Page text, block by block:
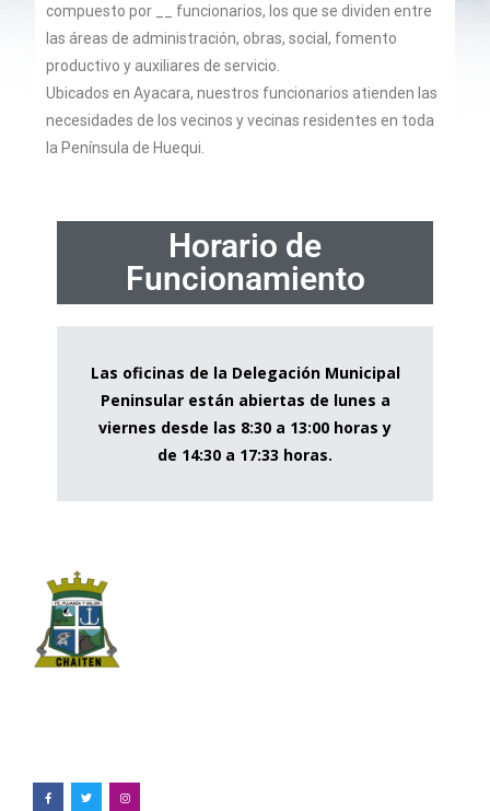
compuesto por __ funcionarios, los que se dividen entre
las áreas de administración, obras, social, fomento
productivo y auxiliares de servicio.
Ubicados en Ayacara, nuestros funcionarios atienden las
necesidades de los vecinos y vecinas residentes en toda
la Península de Huequi.
Horario de
Funcionamiento
Las oficinas de la Delegación Municipal
Peninsular están abiertas de lunes a
viernes desde las 8:30 a 13:00 horas y
de 14:30 a 17:33 horas.